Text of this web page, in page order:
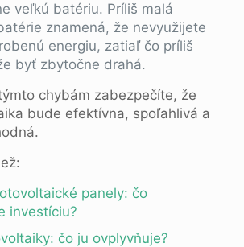
veľkú batériu. Príliš malá
znamená, že nevyužijete
energiu, zatiaľ čo príliš
byť zbytočne drahá.
chybám zabezpečíte, že
bude efektívna, spoľahlivá a
panely: čo
investíciu?
čo ju ovplyvňuje?